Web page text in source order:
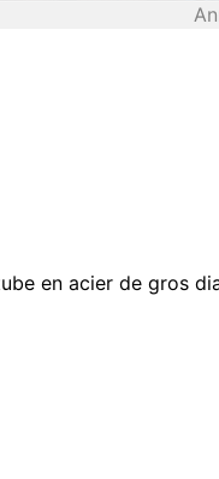
en acier de gros